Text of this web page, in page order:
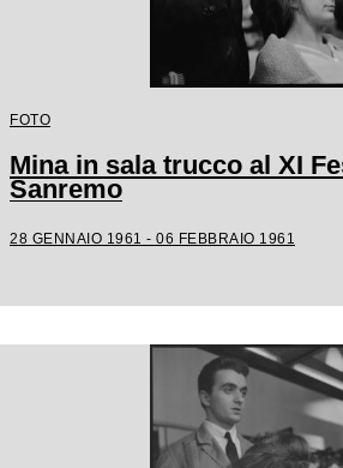
FOTO
Mina in sala trucco al XI
Sanremo
28 GENNAIO 1961 - 06 FEBBRAIO 1961